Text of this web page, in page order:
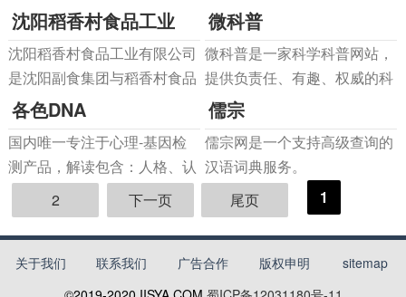
决方案于一体的，领先技术的
地理核心价值供应商
提供内容超过10万集，覆盖终
端超过1.3亿台，全球超过
6000万华人家庭正在使用。通
过整合全球优质青少儿内容，
口袋故事致力于通过数字化阅
读培养孩
沈阳稻香村食品工业
沈阳稻香村食品工业有限公司
是沈阳副食集团与稻香村食品
集团苏州合资企业,食品企业新
技术,新产品的研发能力是打造
核心竞争力的基础
微科普
微科普是一家科学科普网站，
提供负责任、有趣、权威的科
学资讯。微科普致力于让科学
变得更简单，让科学成为人们
生活的重要元素。
各色DNA
国内唯一专注于心理-基因检
测产品，解读包含：人格、认
知学习能力、情绪焦虑抑郁程
度、社交、运动、形象、饮
食、睡眠、成瘾和祖源分析。
获得一份各色DNA解读，了解
先天优势和心理健康现状。
儒宗
儒宗网是一个支持高级查询的
汉语词典服务。
1
2 下一页 尾页
关于我们 联系我们 广告合作 版权申明
sitemap